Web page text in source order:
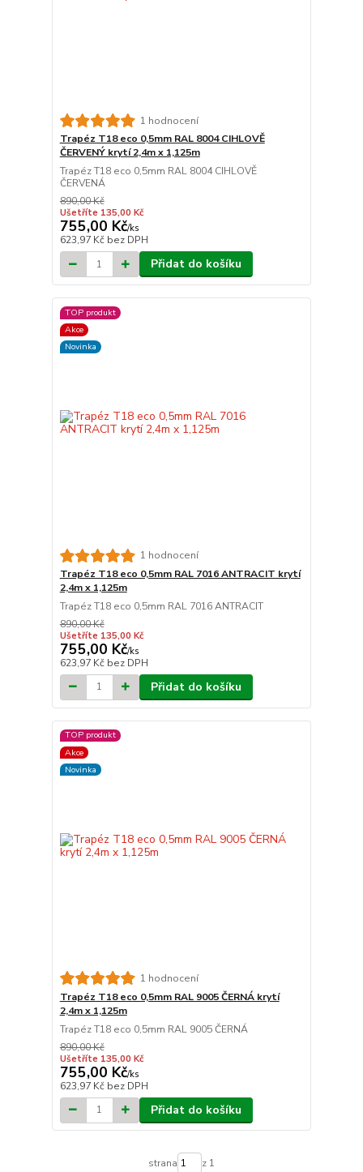
1 hodnocení
Trapéz T18 eco 0,5mm RAL 8004 CIHLOVĚ
ČERVENÝ krytí 2,4m x 1,125m
Trapéz T18 eco 0,5mm RAL 8004 CIHLOVĚ
ČERVENÁ
890,00 Kč
Ušetříte 135,00 Kč
755,00 Kč/ks
623,97 Kč bez DPH
Přidat do košíku
TOP produkt
Akce
Novinka
1 hodnocení
Trapéz T18 eco 0,5mm RAL 7016 ANTRACIT krytí
2,4m x 1,125m
Trapéz T18 eco 0,5mm RAL 7016 ANTRACIT
890,00 Kč
Ušetříte 135,00 Kč
755,00 Kč/ks
623,97 Kč bez DPH
Přidat do košíku
TOP produkt
Akce
Novinka
1 hodnocení
Trapéz T18 eco 0,5mm RAL 9005 ČERNÁ krytí
2,4m x 1,125m
Trapéz T18 eco 0,5mm RAL 9005 ČERNÁ
890,00 Kč
Ušetříte 135,00 Kč
755,00 Kč/ks
623,97 Kč bez DPH
Přidat do košíku
strana z 1